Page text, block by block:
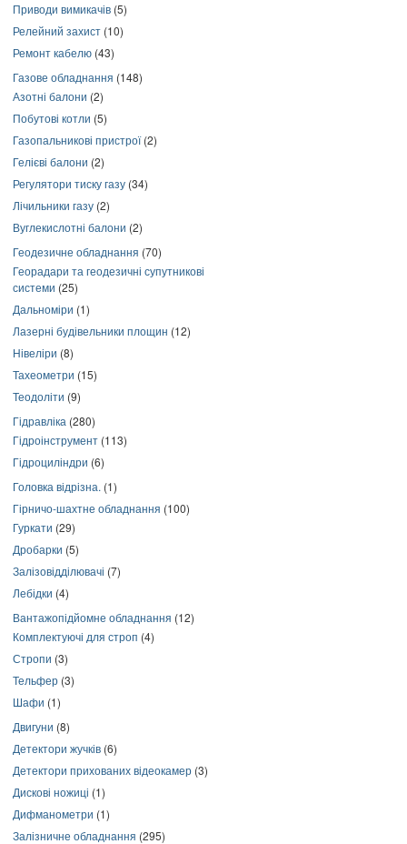
Приводи вимикачів (5)
Релейний захист (10)
Ремонт кабелю (43)
Газове обладнання (148)
Азотні балони (2)
Побутові котли (5)
Газопальникові пристрої(2)
Гелієві балони (2)
Регулятори тиску газу (34)
Лічильники газу (2)
Вуглекислотні балони (2)
Геодезичне обладнання (70)
Георадари та геодезичні супутникові
системи (25)
Дальноміри (1)
Лазерні будівельники площин (12)
Нівеліри (8)
Тахеометри (15)
Теодоліти (9)
Гідравліка (280)
Гідроінструмент (113)
Гідроциліндри (6)
Головка відрізна. (1)
Гірничо-шахтне обладнання (100)
Гуркати (29)
Дробарки (5)
Залізовідділювачі (7)
Лебідки (4)
Вантажопідйомне обладнання (12)
Комплектуючі для строп (4)
Стропи (3)
Тельфер (3)
Шафи (1)
Двигуни (8)
Детектори жучків (6)
Детектори прихованих відеокамер (3)
Дискові ножиці (1)
Дифманометри (1)
Залізничне обладнання (295)